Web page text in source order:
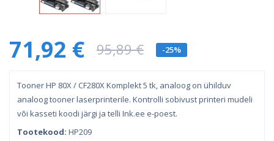
71,92 € 95,89 € -25%
Tooner HP 80X / CF280X Komplekt 5 tk, analoog on ühilduv
analoog tooner laserprinterile. Kontrolli sobivust printeri mudeli
või kasseti koodi järgi ja telli Ink.ee e-poest.
Tootekood: HP209